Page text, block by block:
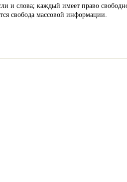
и слова; каждый имеет право
свобода массовой информации.